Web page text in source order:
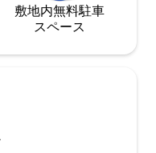
敷地内無料駐⁠車
ス⁠ペ⁠ー⁠ス